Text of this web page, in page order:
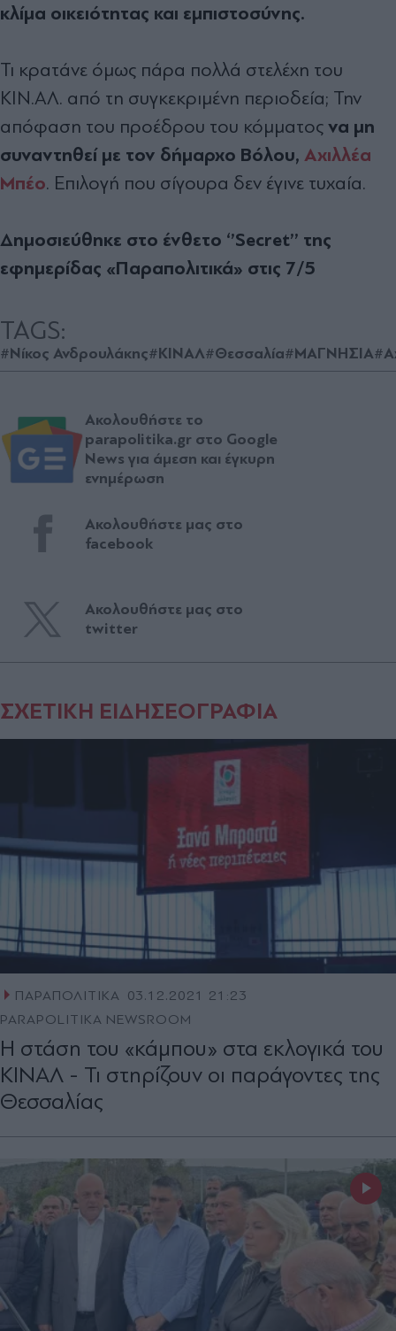
κλίμα οικειότητας και εμπιστοσύνης.
Τι κρατάνε όμως πάρα πολλά στελέχη του
ΚΙΝ.ΑΛ. από τη συγκεκριμένη περιοδεία; Την
απόφαση του προέδρου του κόμματος να μη
συναντηθεί με τον δήμαρχο Βόλου, Αχιλλέα
Μπέο. Επιλογή που σίγουρα δεν έγινε τυχαία.
Δημοσιεύθηκε στο ένθετο ‘’Secret’’ της
εφημερίδας «Παραπολιτικά» στις 7/5
TAGS:
#Νίκος Ανδρουλάκης#ΚΙΝΑΛ#Θεσσαλία#ΜΑΓΝΗΣΙΑ
Ακολουθήστε το
parapolitika.gr στο Google
News για άμεση και έγκυρη
ενημέρωση
Ακολουθήστε μας στο
facebook
Ακολουθήστε μας στο
twitter
ΣΧΕΤΙΚΗ ΕΙΔΗΣΕΟΓΡΑΦΙΑ
ΠΑΡΑΠΟΛΙΤΙΚΑ
03.12.2021 21:23
PARAPOLITIKA NEWSROOM
Η στάση του «κάμπου» στα εκλογικά του
ΚΙΝΑΛ - Τι στηρίζουν οι παράγοντες της
Θεσσαλίας